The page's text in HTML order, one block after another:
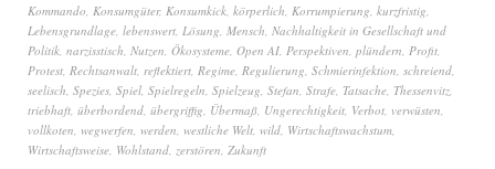
Kommando, Konsumgüter, Konsumkick, körperlich, Korrumpierung, kurzfristig,
Lebensgrundlage, lebenswert, Lösung, Mensch, Nachhaltigkeit in Gesellschaft und
Politik, narzisstisch, Nutzen, Ökosysteme, Open AI, Perspektiven, plündern, Profit,
Protest, Rechtsanwalt, reflektiert, Regime, Regulierung, Schmierinfektion, schreiend,
seelisch, Spezies, Spiel, Spielregeln, Spielzeug, Stefan, Strafe, Tatsache, Thessenvitz,
triebhaft, überbordend, übergriffig, Übermaß, Ungerechtigkeit, Verbot, verwüsten,
vollkoten, wegwerfen, werden, westliche Welt, wild, Wirtschaftswachstum,
Wirtschaftsweise, Wohlstand, zerstören, Zukunft